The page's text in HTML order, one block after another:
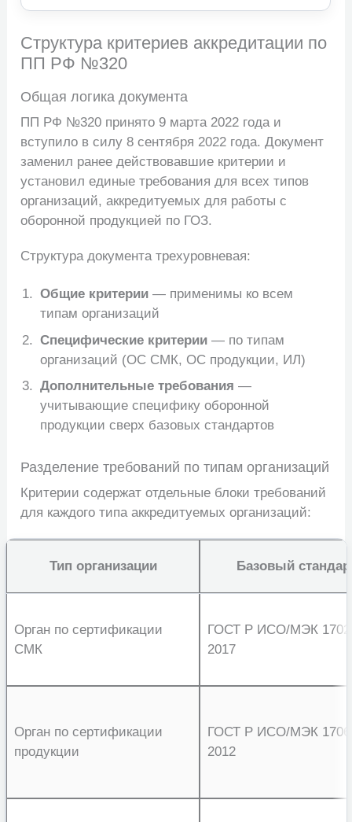
Структура критериев аккредитации по
ПП РФ №320
Общая логика документа
ПП РФ №320 принято 9 марта 2022 года и
вступило в силу 8 сентября 2022 года. Документ
заменил ранее действовавшие критерии и
установил единые требования для всех типов
организаций, аккредитуемых для работы с
оборонной продукцией по ГОЗ.
Структура документа трехуровневая:
Общие критерии— применимы ко всем
типам организаций
Специфические критерии— по типам
организаций (ОС СМК, ОС продукции, ИЛ)
Дополнительные требования —
учитывающие специфику оборонной
продукции сверх базовых стандартов
Разделение требований по типам организаций
Критерии содержат отдельные блоки требований
для каждого типа аккредитуемых организаций:
Тип организации Базовый
Орган по сертификации
СМК
ГОСТ Р ИСО/МЭК
2017
Орган по сертификации
продукции
ГОСТ Р ИСО/МЭК
2012